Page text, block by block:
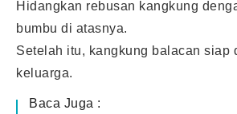
Hidangkan rebusan kangkung
bumbu di atasnya.
Setelah itu, kangkung balacan siap
keluarga.
Baca Juga :